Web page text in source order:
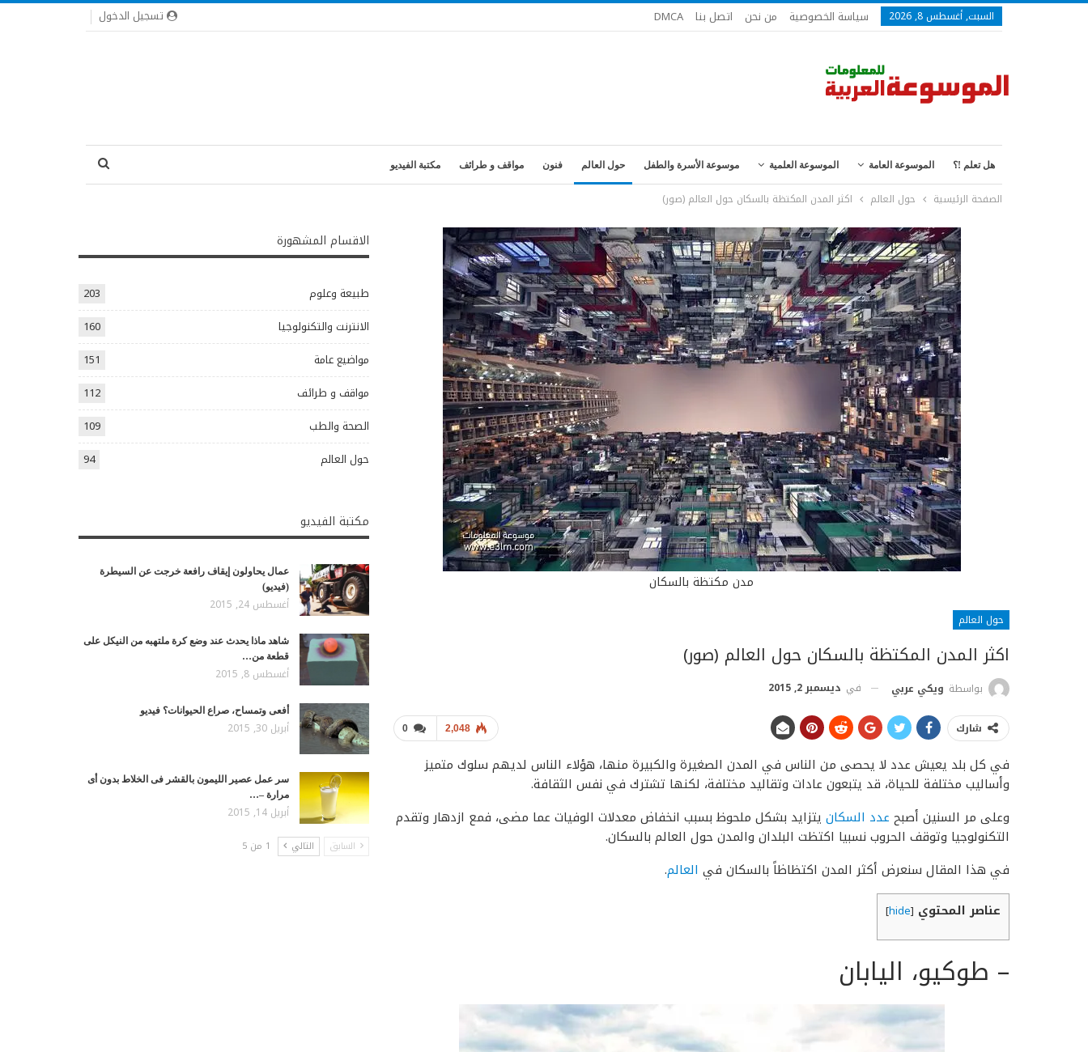
تسجيل الدخول السبت, أغسطس 8, 2026 سياسة الخصوصية من نحن اتصل بنا DMCA
هل تعلم !؟ الموسوعة العامة الموسوعة العلمية موسوعة الأسرة والطفل حول العالم فنون مواقف و طرائف مكتبة الفيديو
الصفحة الرئيسية حول العالم اكثر المدن المكتظة بالسكان حول العالم (صور)
مدن مكتظة بالسكان
حول العالم
اكثر المدن المكتظة بالسكان حول العالم (صور)
بواسطة ويكي عربي في ديسمبر 2, 2015
0 2,048 شارك
في كل بلد يعيش عدد لا يحصى من الناس في المدن الصغيرة والكبيرة منها، هؤلاء الناس لديهم سلوك متميز
وأساليب مختلفة للحياة، قد يتبعون عادات وتقاليد مختلفة، لكنها تشترك في نفس الثقافة.
وعلى مر السنين أصبح عدد السكان يتزايد بشكل ملحوظ بسبب انخفاض معدلات الوفيات عما مضى، فمع ازدهار وتقدم
التكنولوجيا وتوقف الحروب نسبيا اكتظت البلدان والمدن حول العالم بالسكان.
في هذا المقال سنعرض أكثر المدن اكتظاظاً بالسكان في العالم.
عناصر المحتوي [
hide
]
– طوكيو، اليابان
الاقسام المشهورة
طبيعة وعلوم
203
الانترنت والتكنولوجيا
160
مواضيع عامة
151
مواقف و طرائف
112
الصحة والطب
109
حول العالم
94
مكتبة الفيديو
عمال يحاولون إيقاف رافعة خرجت عن السيطرة
(فيديو)
أغسطس 24, 2015
شاهد ماذا يحدث عند وضع كرة ملتهبه من النيكل على
قطعة من…
أغسطس 8, 2015
أفعى وتمساح، صراع الحيوانات؟ فيديو
أبريل 30, 2015
سر عمل عصير الليمون بالقشر فى الخلاط بدون أى
مرارة –…
أبريل 14, 2015
السابق التالي 1 من 5